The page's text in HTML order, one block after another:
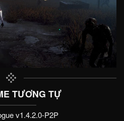
TƯƠNG TỰ
v1.4.2.0-P2P